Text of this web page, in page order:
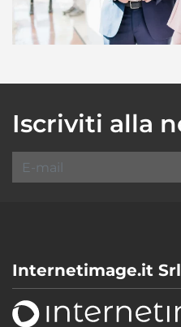
Iscriviti alla
Internetimage.it Srl